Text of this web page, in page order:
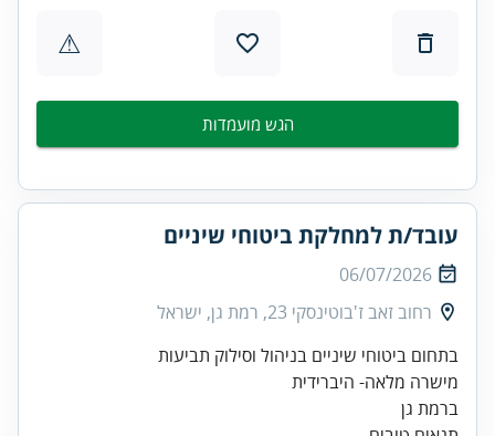
⚠
הגש מועמדות
עובד/ת למחלקת ביטוחי שיניים
06/07/2026
רחוב זאב ז'בוטינסקי 23, רמת גן, ישראל